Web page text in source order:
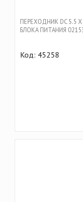
ПЕРЕХОДНИК DC 5.5
БЛОКА ПИТАНИЯ
Код: 45258